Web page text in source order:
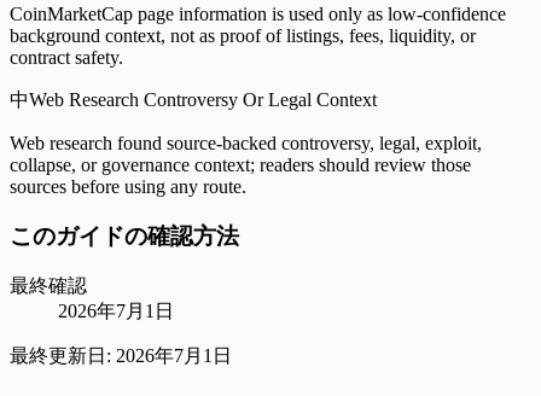
CoinMarketCap page information is used only as low-confidence
background context, not as proof of listings, fees, liquidity, or
contract safety.
中Web Research Controversy Or Legal Context
Web research found source-backed controversy, legal, exploit,
collapse, or governance context; readers should review those
sources before using any route.
このガイドの確認方法
最終確認
2026年7月1日
最終更新日: 2026年7月1日